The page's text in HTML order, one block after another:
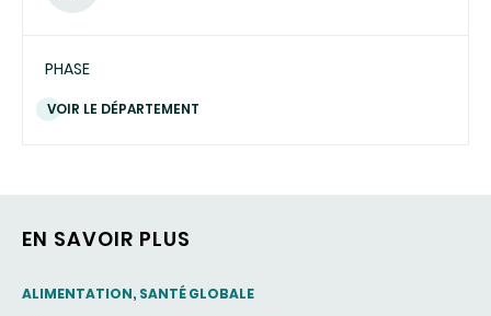
PHASE
VOIR LE DÉPARTEMENT
EN SAVOIR PLUS
THEMATIC
ALIMENTATION, SANTÉ GLOBALE